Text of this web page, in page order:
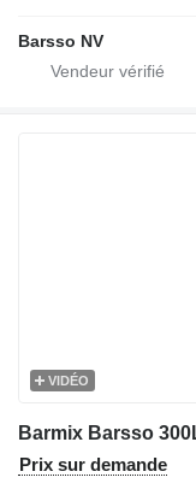
Barsso NV
VIDÉO
Prix sur demande